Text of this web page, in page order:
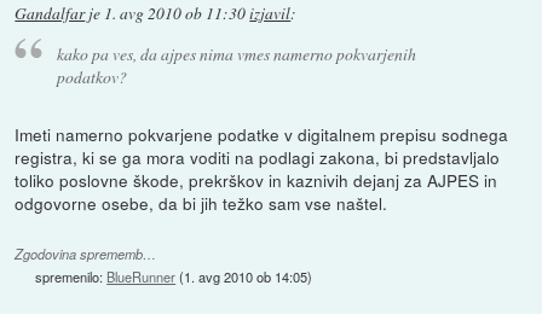
Gandalfarje 1. avg 2010 ob 11:30izjavil:
kako pa ves, da ajpes nima vmes namerno pokvarjenih
podatkov?
Imeti namerno pokvarjene podatke v digitalnem prepisu sodnega
registra, ki se ga mora voditi na podlagi zakona, bi predstavljalo
toliko poslovne škode, prekrškov in kaznivih dejanj za AJPES in
odgovorne osebe, da bi jih težko sam vse naštel.
Zgodovina sprememb…
spremenilo: BlueRunner(1. avg 2010 ob 14:05)